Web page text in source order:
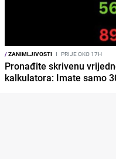
/ZANIMLJIVOSTI I PRIJE OKO 17H
Pronađite skrivenu
kalkulatora: Imate samo